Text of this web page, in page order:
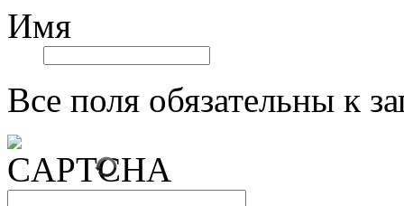
Имя
Все поля обязательны к